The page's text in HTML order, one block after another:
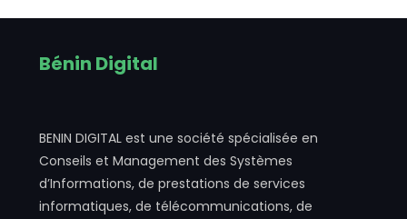
Bénin Digital
BENIN DIGITAL est une société spécialisée en
Conseils et Management des Systèmes
d’Informations, de prestations de services
informatiques, de télécommunications, de